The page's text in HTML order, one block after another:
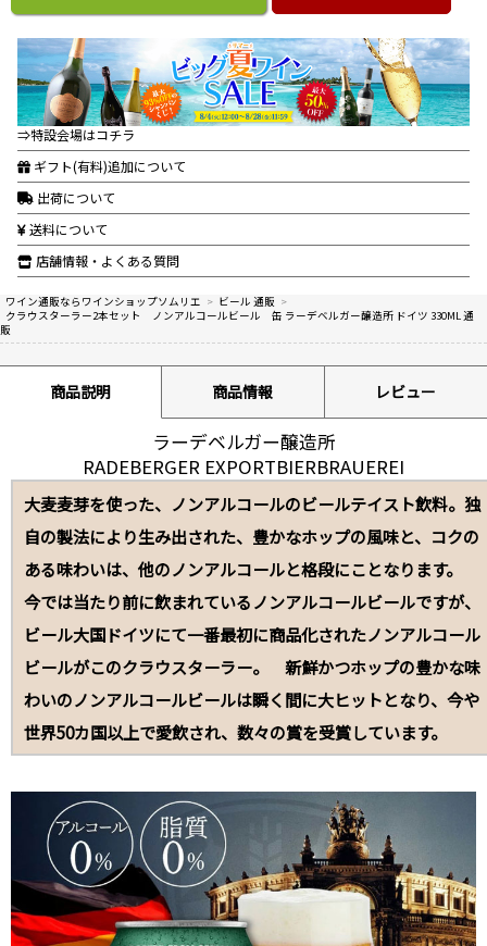
⇒特設会場はコチラ
ギフト(有料)追加について
出荷について
送料について
店舗情報・よくある質問
ワイン通販ならワインショップソムリエ > ビール 通販 >
クラウスターラー2本セット ノンアルコールビール 缶 ラーデベルガー醸造所 ドイツ 330ML 通
販
商品説明 商品情報 レビュー
ラーデベルガー醸造所
RADEBERGER EXPORTBIERBRAUEREI
大麦麦芽を使った、ノンアルコールのビールテイスト飲料。独
自の製法により生み出された、豊かなホップの風味と、コクの
ある味わいは、他のノンアルコールと格段にことなります。
今では当たり前に飲まれているノンアルコールビールですが、
ビール大国ドイツにて一番最初に商品化されたノンアルコール
ビールがこのクラウスターラー。 新鮮かつホップの豊かな味
わいのノンアルコールビールは瞬く間に大ヒットとなり、今や
世界50カ国以上で愛飲され、数々の賞を受賞しています。